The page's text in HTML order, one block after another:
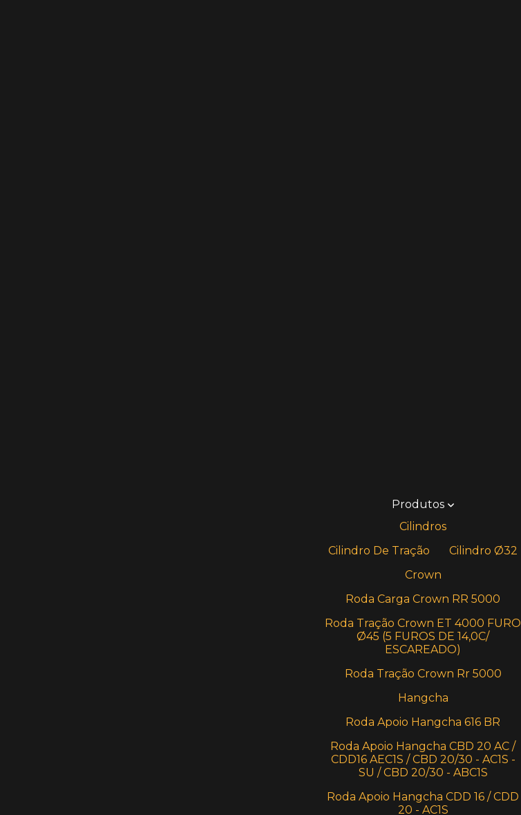
Produtos
Cilindros
Cilindro De Tração
Cilindro Ø32
Crown
Roda Carga Crown RR 5000
Roda Tração Crown ET 4000 FURO
Ø45 (5 FUROS DE 14,0C/
ESCAREADO)
Roda Tração Crown Rr 5000
Hangcha
Roda Apoio Hangcha 616 BR
Roda Apoio Hangcha CBD 20 AC /
CDD16 AEC1S / CBD 20/30 - AC1S -
SU / CBD 20/30 - ABC1S
Roda Apoio Hangcha CDD 16 / CDD
20 - AC1S